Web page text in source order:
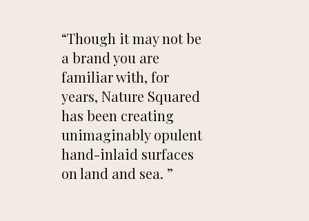
“Though it may not be
a brand you are
familiar with, for
years, Nature Squared
has been creating
unimaginably opulent
hand-inlaid surfaces
on land and sea. ”